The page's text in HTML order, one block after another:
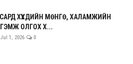
ХҮҮХДИЙН МӨНГӨ, ХАЛАМЖИЙН
ОЛГОХ Х...
Jul 1, 2026 0